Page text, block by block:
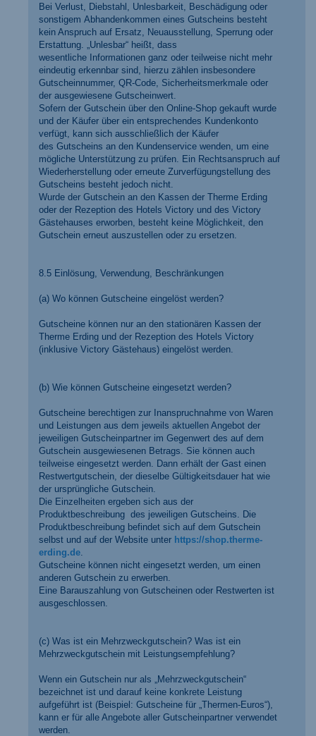
Bei Verlust, Diebstahl, Unlesbarkeit, Beschädigung oder
sonstigem Abhandenkommen eines Gutscheins besteht
kein Anspruch auf Ersatz, Neuausstellung, Sperrung oder
Erstattung. „Unlesbar“ heißt, dass
wesentliche Informationen ganz oder teilweise nicht mehr
eindeutig erkennbar sind, hierzu zählen insbesondere
Gutscheinnummer, QR-Code, Sicherheitsmerkmale oder
der ausgewiesene Gutscheinwert.
Sofern der Gutschein über den Online-Shop gekauft wurde
und der Käufer über ein entsprechendes Kundenkonto
verfügt, kann sich ausschließlich der Käufer
des Gutscheins an den Kundenservice wenden, um eine
mögliche Unterstützung zu prüfen. Ein Rechtsanspruch auf
Wiederherstellung oder erneute Zurverfügungstellung des
Gutscheins besteht jedoch nicht.
Wurde der Gutschein an den Kassen der Therme Erding
oder der Rezeption des Hotels Victory und des Victory
Gästehauses erworben, besteht keine Möglichkeit, den
Gutschein erneut auszustellen oder zu ersetzen.
8.5 Einlösung, Verwendung, Beschränkungen
(a) Wo können Gutscheine eingelöst werden?
Gutscheine können nur an den stationären Kassen der
Therme Erding und der Rezeption des Hotels Victory
(inklusive Victory Gästehaus) eingelöst werden.
(b) Wie können Gutscheine eingesetzt werden?
Gutscheine berechtigen zur Inanspruchnahme von Waren
und Leistungen aus dem jeweils aktuellen Angebot der
jeweiligen Gutscheinpartner im Gegenwert des auf dem
Gutschein ausgewiesenen Betrags. Sie können auch
teilweise eingesetzt werden. Dann erhält der Gast einen
Restwertgutschein, der dieselbe Gültigkeitsdauer hat wie
der ursprüngliche Gutschein.
Die Einzelheiten ergeben sich aus der
Produktbeschreibung des jeweiligen Gutscheins. Die
Produktbeschreibung befindet sich auf dem Gutschein
selbst und auf der Website unter https://shop.therme-
erding.de
Gutscheine können nicht eingesetzt werden, um einen
anderen Gutschein zu erwerben.
Eine Barauszahlung von Gutscheinen oder Restwerten ist
ausgeschlossen.
(c) Was ist ein Mehrzweckgutschein? Was ist ein
Mehrzweckgutschein mit Leistungsempfehlung?
Wenn ein Gutschein nur als „Mehrzweckgutschein“
bezeichnet ist und darauf keine konkrete Leistung
aufgeführt ist (Beispiel: Gutscheine für „Thermen-Euros“),
kann er für alle Angebote aller Gutscheinpartner verwendet
werden.